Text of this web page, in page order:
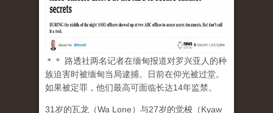
＊＊ 路透社两名记者在缅甸报道对罗兴亚人的种
族迫害时被缅甸当局逮捕。日前在仰光被过堂。
如果被定罪，他们最高可面临长达14年监禁。
31岁的瓦龙（Wa Lone）与27岁的觉梭（Kyaw